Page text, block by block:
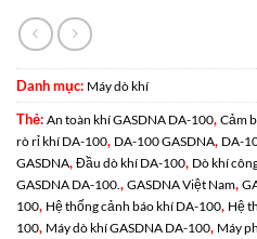
Danh mục: Máy dò khí
Thẻ: An toàn khí GASDNA DA-100, Cảm
rò rỉ khí DA-100, DA-100 GASDNA, DA-
GASDNA, Đầu dò khí DA-100, Dò khí
GASDNA DA-100., GASDNA Việt Nam,
100, Hệ thống cảnh báo khí DA-100, Hệ
100, Máy dò khí GASDNA DA-100, Máy